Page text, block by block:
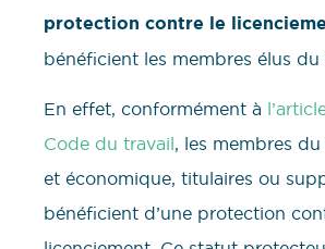
protection contre le
bénéficient les membres élus du
En effet, conformément à
Code du travail, les membres
et économique, titulaires ou
bénéficient d’une protection